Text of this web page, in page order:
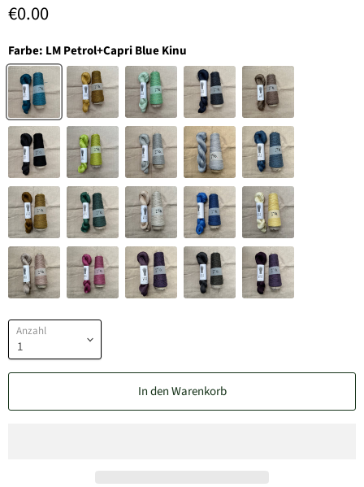
€0.00
Farbe: LM Petrol+Capri Blue Kinu
Anzahl
In den Warenkorb